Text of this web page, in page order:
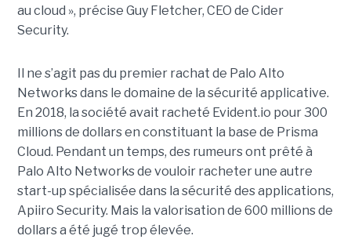
au cloud », précise Guy Fletcher, CEO de Cider
Security.
Il ne s’agit pas du premier rachat de Palo Alto
Networks dans le domaine de la sécurité applicative.
En 2018, la société avait racheté Evident.io pour 300
millions de dollars en constituant la base de Prisma
Cloud. Pendant un temps, des rumeurs ont prêté à
Palo Alto Networks de vouloir racheter une autre
start-up spécialisée dans la sécurité des applications,
Apiiro Security. Mais la valorisation de 600 millions de
dollars a été jugé trop élevée.